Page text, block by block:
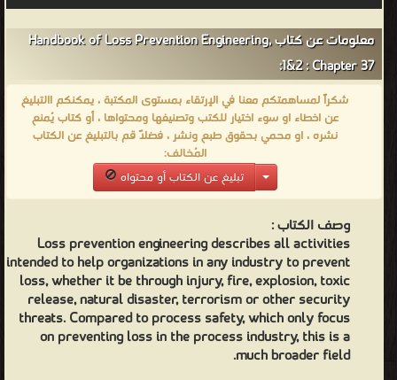
معلومات عن كتاب Handbook of Loss Prevention Engineering,
1&2 : Chapter 37:
شكراً لمساهمتكم معنا في الإرتقاء بمستوى المكتبة ، يمكنكم االتبليغ
عن اخطاء او سوء اختيار للكتب وتصنيفها ومحتواها ، أو كتاب يُمنع
نشره ، او محمي بحقوق طبع ونشر ، فضلاً قم بالتبليغ عن الكتاب
المُخالف:
تبليغ عن الكتاب أو محتواه
وصف الكتاب :
Loss prevention engineering describes all activities
intended to help organizations in any industry to prevent
loss, whether it be through injury, fire, explosion, toxic
release, natural disaster, terrorism or other security
threats. Compared to process safety, which only focus
on preventing loss in the process industry, this is a
much broader field.